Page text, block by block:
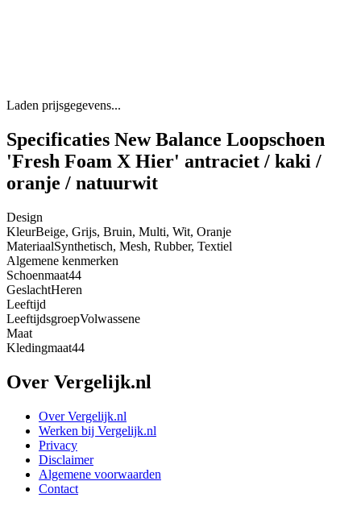
Laden prijsgegevens...
Specificaties New Balance Loopschoen
'Fresh Foam X Hier' antraciet / kaki /
oranje / natuurwit
Design
KleurBeige, Grijs, Bruin, Multi, Wit, Oranje
MateriaalSynthetisch, Mesh, Rubber, Textiel
Algemene kenmerken
Schoenmaat44
GeslachtHeren
Leeftijd
LeeftijdsgroepVolwassene
Maat
Kledingmaat44
Over Vergelijk.nl
Over Vergelijk.nl
Werken bij Vergelijk.nl
Privacy
Disclaimer
Algemene voorwaarden
Contact